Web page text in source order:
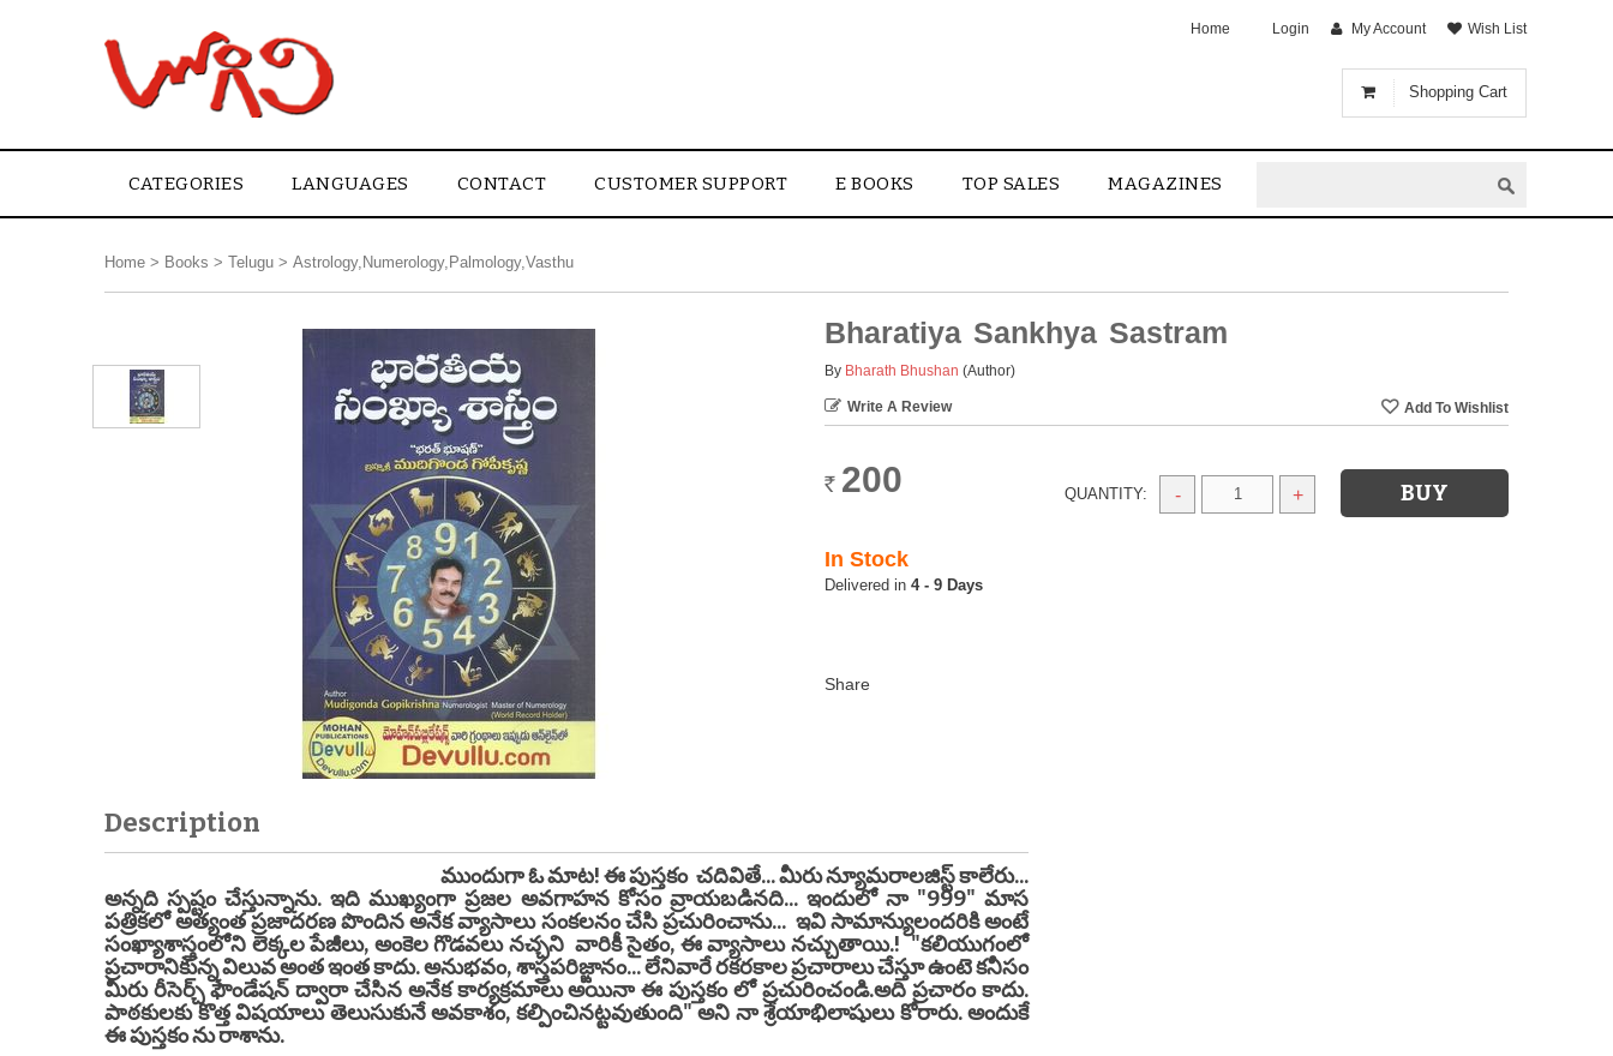
Shopping Cart
Home Login My Account Wish List
CATEGORIES LANGUAGES CONTACT CUSTOMER SUPPORT E BOOKS TOP SALES MAGAZINES
Home > Books > Telugu > Astrology,Numerology,Palmology,Vasthu
Bharatiya Sankhya Sastram
By Bharath Bhushan (Author)
Write A Review
Rs. 200 QUANTITY: - +
In Stock
4 - 9 Days
Description
ముందుగా ఓ మాట! ఈ పుస్తకం చదివితే... మీరు న్యూమరాలజిస్ట్ కాలేరు...
అన్నది స్పష్టం చేస్తున్నాను. ఇది ముఖ్యంగా ప్రజల అవగాహన కోసం వ్రాయబడినది... ఇందులో నా "999" మాస
పత్రికలో అత్యంత ప్రజాదరణ పొందిన అనేక వ్యాసాలు సంకలనం చేసి ప్రచురించాను... ఇవి సామాన్యులందరికి అంటే
సంఖ్యాశాస్త్రంలోని లెక్కల పేజీలు, అంకెల గొడవలు నచ్చని వారికీ సైతం, ఈ వ్యాసాలు నచ్చుతాయి.! "కలియుగంలో
ప్రచారానికున్న విలువ అంత ఇంత కాదు. అనుభవం, శాస్త్రపరిజ్ఙానం... లేనివారే రకరకాల ప్రచారాలు చేస్తూ ఉంటె కనీసం
మీరు రీసెర్చ్ ఫౌండేషన్ ద్వారా చేసిన అనేక కార్యక్రమాలు అయినా ఈ పుస్తకం లో ప్రచురించండి.అది ప్రచారం కాదు.
పాఠకులకు కొత్త విషయాలు తెలుసుకునే అవకాశం, కల్పించినట్టవుతుంది" అని నా శ్రేయాభిలాషులు కోరారు. అందుకే
ఈ పుస్తకం ను రాశాను.